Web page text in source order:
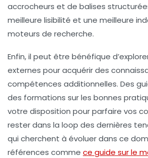
accrocheurs et de balises
meilleure lisibilité et une meilleure
moteurs de recherche.
Enfin, il peut être bénéfique
externes pour acquérir des
compétences additionnelles. Des
des formations sur les bonnes
votre disposition pour parfaire vos
rester dans la loop des dernières
qui cherchent à évoluer dans ce
références comme ce guide sur le